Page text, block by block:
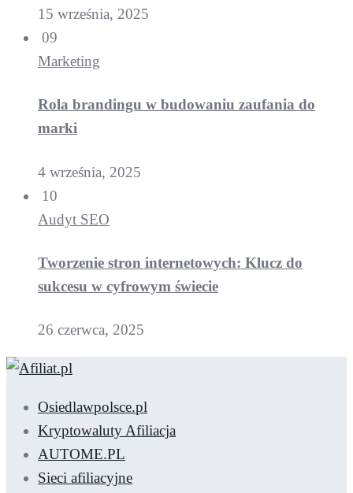
15 września, 2025
09
Marketing
Rola brandingu w budowaniu zaufania do
marki
4 września, 2025
10
Audyt SEO
Tworzenie stron internetowych: Klucz do
sukcesu w cyfrowym świecie
26 czerwca, 2025
Osiedlawpolsce.pl
Kryptowaluty Afiliacja
AUTOME.PL
Sieci afiliacyjne